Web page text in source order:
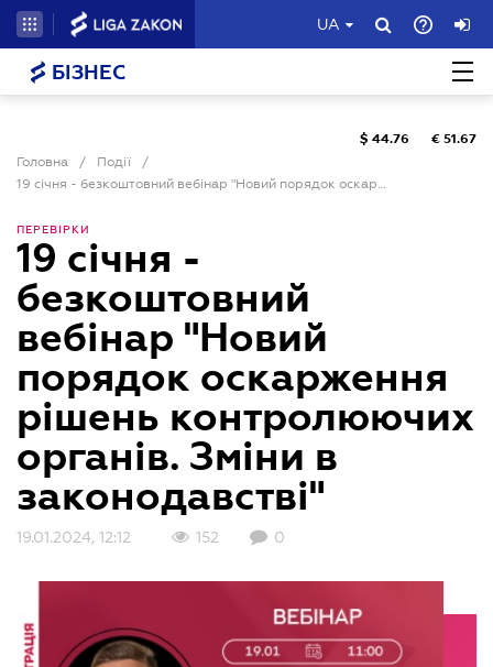
UA
БІЗНЕС
Головна / Події
/
19 січня - безкоштовний вебінар "Новий порядок оскарження рішень контролюючих органів. Зміни в законодавстві"
$ 44.76 € 51.67
ПЕРЕВІРКИ
19 січня -
безкоштовний
вебінар "Новий
порядок оскарження
рішень контролюючих
органів. Зміни в
законодавстві"
19.01.2024, 12:12 152 0